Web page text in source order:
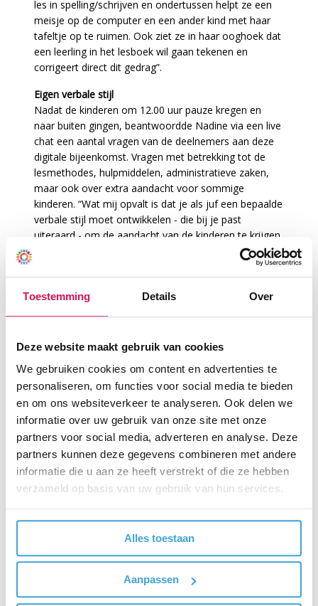
Toestemming Details Over
Deze website maakt gebruik van cookies
We gebruiken cookies om content en advertenties te
personaliseren, om functies voor social media te bieden
en om ons websiteverkeer te analyseren. Ook delen we
informatie over uw gebruik van onze site met onze
partners voor social media, adverteren en analyse. Deze
partners kunnen deze gegevens combineren met andere
informatie die u aan ze heeft verstrekt of die ze hebben
verzameld op basis van uw gebruik van hun services.
Alles toestaan
Aanpassen
les in spelling/schrijven en ondertussen helpt ze een
meisje op de computer en een ander kind met haar
tafeltje op te ruimen. Ook ziet ze in haar ooghoek dat
een leerling in het lesboek wil gaan tekenen en
corrigeert direct dit gedrag”.
Eigen verbale stijl
Nadat de kinderen om 12.00 uur pauze kregen en
naar buiten gingen, beantwoordde Nadine via een live
chat een aantal vragen van de deelnemers aan deze
digitale bijeenkomst. Vragen met betrekking tot de
lesmethodes, hulpmiddelen, administratieve zaken,
maar ook over extra aandacht voor sommige
kinderen. “Wat mij opvalt is dat je als juf een bepaalde
verbale stijl moet ontwikkelen - die bij je past
uiteraard - om de aandacht van de kinderen te krijgen
en vast te houden,” vertelt Adrienne. “Dit is mij ook al
opgevallen in de klassen van mijn 8-jarige dochter.
Gelukkig heb ik vanuit die hoek ook als ouder al een
referentiekader, maar deze digitale stage heeft mij
een aanvullend en objectiever beeld gegeven”.
Starten met verkorte pabo
Marijn Sellink uit Zoetermeer was ook een van de elf
digitale stagelopers. “Ik kreeg een goed beeld van hoe
het er in praktijk aan toe gaat in de klas. Het was
leerzaam om Nadine les te zien geven en leuk om te
zien hoe de kinderen op haar reageren en meedoen
met de les. Samen met het meelopen op verschillende
basisscholen, heeft deze ervaring voor mij de
doorslag gegeven om mij in te schrijven voor de
pabo. In september wil ik dan ook graag starten met
de verkorte deeltijd van de pabo-opleiding aan
De juf zelf, Nadine Ramp, is eveneens enthousiast
over het experiment. “Normaliter lopen er één tot
krijgen. Dat geeft meer onrust dan elf personen die
via Teams meekijken. De kinderen zijn dan niet